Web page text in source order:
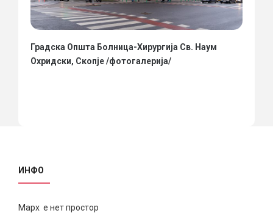
Градска Општа Болница-Хирургија Св. Наум
Охридски, Скопје /фотогалерија/
ИНФО
Марх е нет простор